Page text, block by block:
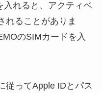
入れると、アクティベ
れることがありま
のSIMカードを入
従ってApple IDとパス